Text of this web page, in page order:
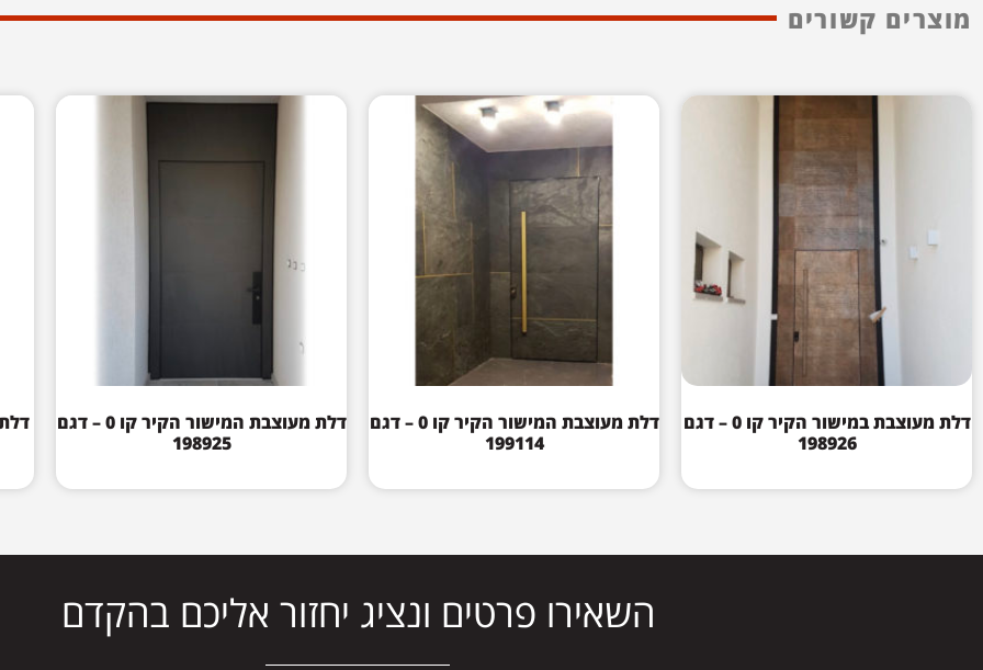
מוצרים קשורים
דלת מעוצבת במישור הקיר קו 0 – דגם
198926
דלת מעוצבת המישור הקיר קו 0 – דגם
199114
דלת מעוצבת המישור הקיר קו 0 – דגם
198925
השאירו פרטים ונציג יחזור אליכם בהקדם